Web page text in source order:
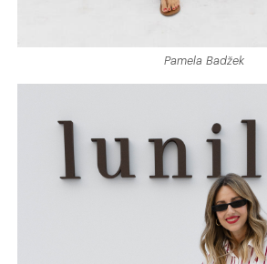
Pamela Badžek